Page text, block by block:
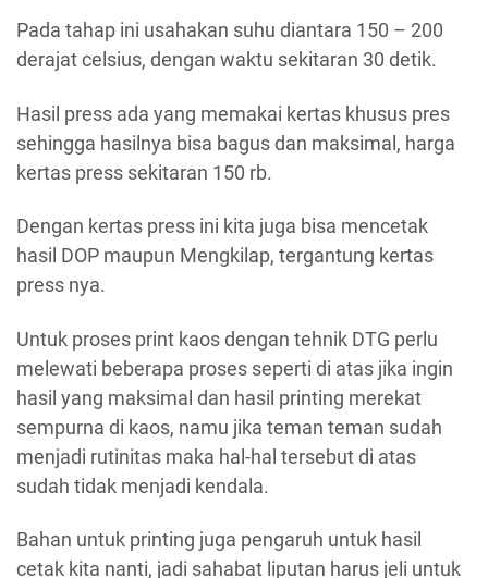
Pada tahap ini usahakan suhu diantara 150 – 200
derajat celsius, dengan waktu sekitaran 30 detik.
Hasil press ada yang memakai kertas khusus pres
sehingga hasilnya bisa bagus dan maksimal, harga
kertas press sekitaran 150 rb.
Dengan kertas press ini kita juga bisa mencetak
hasil DOP maupun Mengkilap, tergantung kertas
press nya.
Untuk proses print kaos dengan tehnik DTG perlu
melewati beberapa proses seperti di atas jika ingin
hasil yang maksimal dan hasil printing merekat
sempurna di kaos, namu jika teman teman sudah
menjadi rutinitas maka hal-hal tersebut di atas
sudah tidak menjadi kendala.
Bahan untuk printing juga pengaruh untuk hasil
cetak kita nanti, jadi sahabat liputan harus jeli untuk